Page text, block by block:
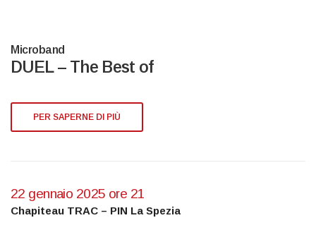
Microband
DUEL – The Best of
PER SAPERNE DI PIÙ
22 gennaio 2025 ore 21
Chapiteau TRAC – PIN La Spezia